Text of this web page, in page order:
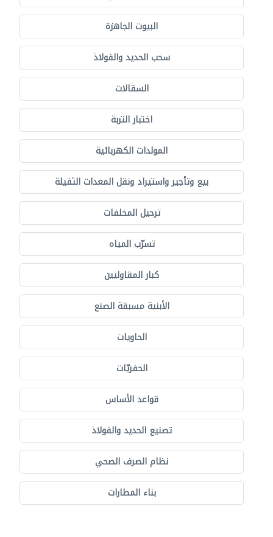
البيوت الجاهزة
سحب الحديد والفولاذ
السقالات
اختبار التربة
المولدات الكهربائية
بيع وتأجير واستيراد ونقل المعدات الثقيلة
ترحيل المخلفات
تسرّب المياه
كبار المقاوليين
الأبنية مسبقة الصنع
الحاويات
الحفريّات
قواعد الأساس
تصنيع الحديد والفولاذ
نظام الصرف الصحي
بناء المطارات